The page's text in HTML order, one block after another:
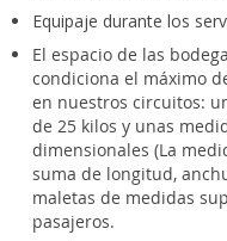
Equipaje durante los
El espacio de las
condiciona el máximo
en nuestros circuitos:
de 25 kilos y unas
dimensionales (La
suma de longitud,
maletas de medidas
pasajeros.